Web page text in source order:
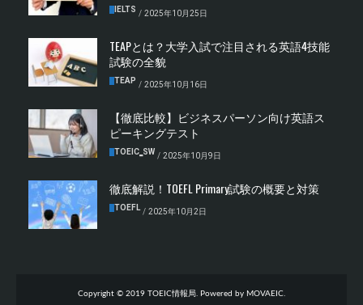
IELTS / 2025年10月25日
TEAPとは？大学入試で注目される英語4技能
試験の全貌
TEAP / 2025年10月16日
【徹底比較】ビジネスパーソン向け英語ス
ピーキングテスト
TOEIC‗SW / 2025年10月9日
徹底解説！TOEFL Primary試験の概要と対策
TOEFL / 2025年10月2日
Copyright © 2019 TOEIC情報局. Powered by MOVAEIC.